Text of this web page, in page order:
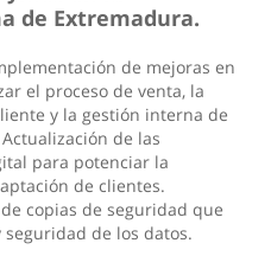
de Extremadura.
de mejoras en
el proceso de venta, la
y la gestión interna de
de las
para potenciar la
de clientes.
copias de seguridad que
de los datos.